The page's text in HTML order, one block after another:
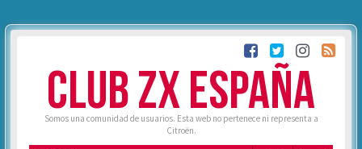
CLUB ZX ESPAÑA
Somos una comunidad de usuarios. Esta web no pertenece ni representa a
Citroën.